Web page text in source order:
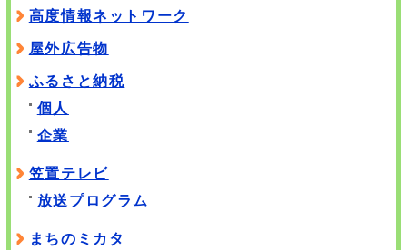
高度情報ネットワーク
屋外広告物
ふるさと納税
個人
企業
笠置テレビ
放送プログラム
まちのミカタ